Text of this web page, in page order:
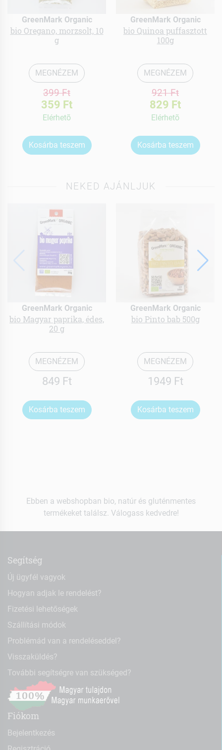
GreenMark Organic
bio Oregano, morzsolt, 10
g
MEGNÉZEM
399 Ft
359 Ft
Elérhetõ
Kosárba teszem
GreenMark Organic
bio Quinoa puffasztott
100g
MEGNÉZEM
921 Ft
829 Ft
Elérhetõ
Kosárba teszem
NEKED AJÁNLJUK
GreenMark Organic
bio Magyar paprika, édes,
20 g
MEGNÉZEM
849 Ft
Kosárba teszem
GreenMark Organic
bio Pinto bab 500g
MEGNÉZEM
1949 Ft
Kosárba teszem
Ebben a webshopban bio, natúr és gluténmentes
termékeket találsz. Válogass kedvedre!
Segítség
Új ügyfél vagyok
Hogyan adjak le rendelést?
Fizetési lehetőségek
Szállítási módok
Problémád van a rendeléseddel?
Visszaküldés?
További segítségre van szükséged?
Fiókom
Bejelentkezés